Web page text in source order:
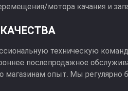
мотора качания и
техническую
послепродажное
магазинам опыт. Мы регулярно